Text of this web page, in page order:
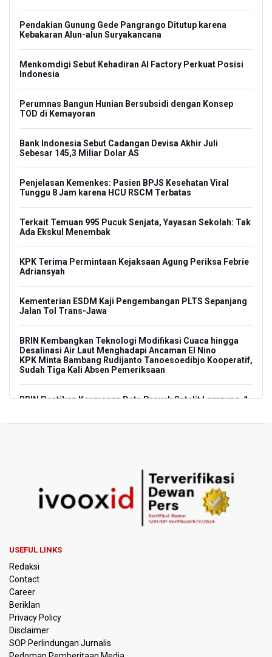
Pendakian Gunung Gede Pangrango Ditutup karena
Kebakaran Alun-alun Suryakancana
Menkomdigi Sebut Kehadiran AI Factory Perkuat Posisi
Indonesia
Perumnas Bangun Hunian Bersubsidi dengan Konsep
TOD di Kemayoran
Bank Indonesia Sebut Cadangan Devisa Akhir Juli
Sebesar 145,3 Miliar Dolar AS
Penjelasan Kemenkes: Pasien BPJS Kesehatan Viral
Tunggu 8 Jam karena HCU RSCM Terbatas
Terkait Temuan 995 Pucuk Senjata, Yayasan Sekolah: Tak
Ada Ekskul Menembak
KPK Terima Permintaan Kejaksaan Agung Periksa Febrie
Adriansyah
Kementerian ESDM Kaji Pengembangan PLTS Sepanjang
Jalan Tol Trans-Jawa
BRIN Kembangkan Teknologi Modifikasi Cuaca hingga
Desalinasi Air Laut Menghadapi Ancaman El Nino
KPK Minta Bambang Rudijanto Tanoesoedibjo Kooperatif,
Sudah Tiga Kali Absen Pemeriksaan
BRIN Pastikan Keamanan Data Proyek Satelit Lampung-1
Kuasa Hukum Klaim 995 Airsoft Gun di Sekolah Swasta
Jaksel Berizin, Bantah Kepemilikan Senjata Api dan
Narkoba
Menperin Sebut Insentif Kendaraan Listrik untuk Produk
Lawan Persib Bandung
Dari Literasi Teks ke Literasi Multimodal
USEFUL LINKS
Redaksi
Contact
Career
Beriklan
Privacy Policy
Disclaimer
SOP Perlindungan Jurnalis